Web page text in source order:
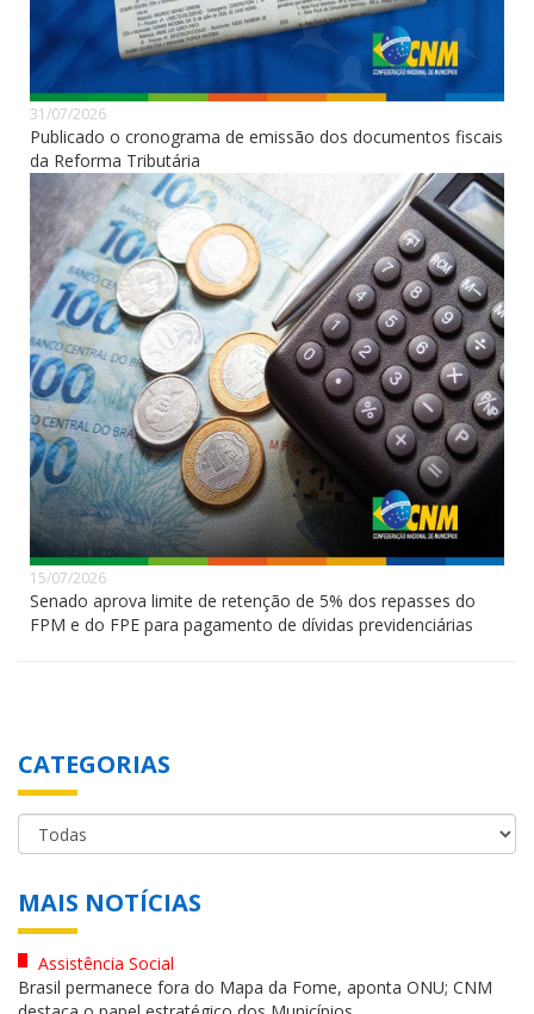
31/07/2026
Publicado o cronograma de emissão dos documentos fiscais
da Reforma Tributária
15/07/2026
Senado aprova limite de retenção de 5% dos repasses do
FPM e do FPE para pagamento de dívidas previdenciárias
CATEGORIAS
MAIS NOTÍCIAS
Assistência Social
Brasil permanece fora do Mapa da Fome, aponta ONU; CNM